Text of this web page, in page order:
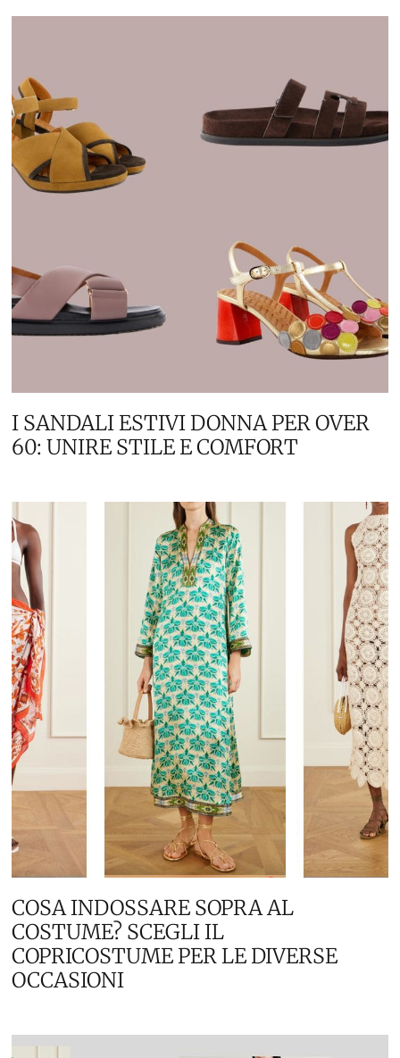
I SANDALI ESTIVI DONNA PER OVER
60: UNIRE STILE E COMFORT
COSA INDOSSARE SOPRA AL
COSTUME? SCEGLI IL
COPRICOSTUME PER LE DIVERSE
OCCASIONI